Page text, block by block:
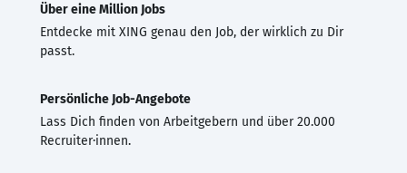
Über eine Million Jobs
Entdecke mit XING genau den Job, der wirklich zu Dir
passt.
Persönliche Job-Angebote
Lass Dich finden von Arbeitgebern und über 20.000
Recruiter·innen.